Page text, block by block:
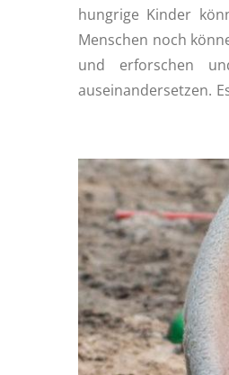
hungrige Kinder
Menschen noch
und erforschen
auseinandersetzen.